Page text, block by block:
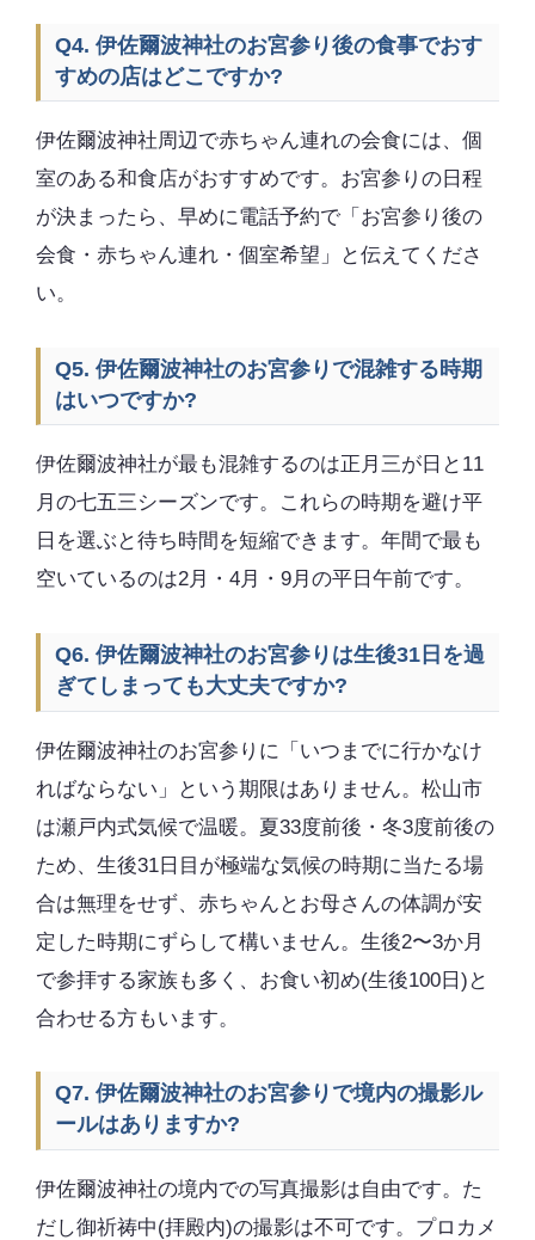
Q4. 伊佐爾波神社のお宮参り後の食事でおす
すめの店はどこですか?
伊佐爾波神社周辺で赤ちゃん連れの会食には、個
室のある和食店がおすすめです。お宮参りの日程
が決まったら、早めに電話予約で「お宮参り後の
会食・赤ちゃん連れ・個室希望」と伝えてくださ
い。
Q5. 伊佐爾波神社のお宮参りで混雑する時期
はいつですか?
伊佐爾波神社が最も混雑するのは正月三が日と11
月の七五三シーズンです。これらの時期を避け平
日を選ぶと待ち時間を短縮できます。年間で最も
空いているのは2月・4月・9月の平日午前です。
Q6. 伊佐爾波神社のお宮参りは生後31日を過
ぎてしまっても大丈夫ですか?
伊佐爾波神社のお宮参りに「いつまでに行かなけ
ればならない」という期限はありません。松山市
は瀬戸内式気候で温暖。夏33度前後・冬3度前後の
ため、生後31日目が極端な気候の時期に当たる場
合は無理をせず、赤ちゃんとお母さんの体調が安
定した時期にずらして構いません。生後2〜3か月
で参拝する家族も多く、お食い初め(生後100日)と
合わせる方もいます。
Q7. 伊佐爾波神社のお宮参りで境内の撮影ル
ールはありますか?
伊佐爾波神社の境内での写真撮影は自由です。た
だし御祈祷中(拝殿内)の撮影は不可です。プロカメ